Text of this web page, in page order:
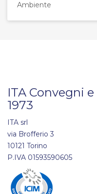
Ambiente
ITA Convegni
1973
ITA srl
via Brofferio 3
10121 Torino
P.IVA 01593590605